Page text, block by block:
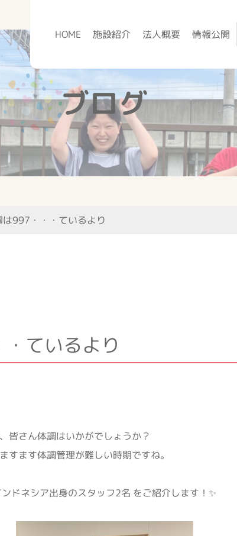
HOME 施設紹介 法人概要 情報公開
ブログ
は997・・・ているより
ているより
皆さん体調はいかがでしょうか？
すます体調管理が難しい時期ですね。
ドネシア出身のスタッフ2名 をご紹介します！✨